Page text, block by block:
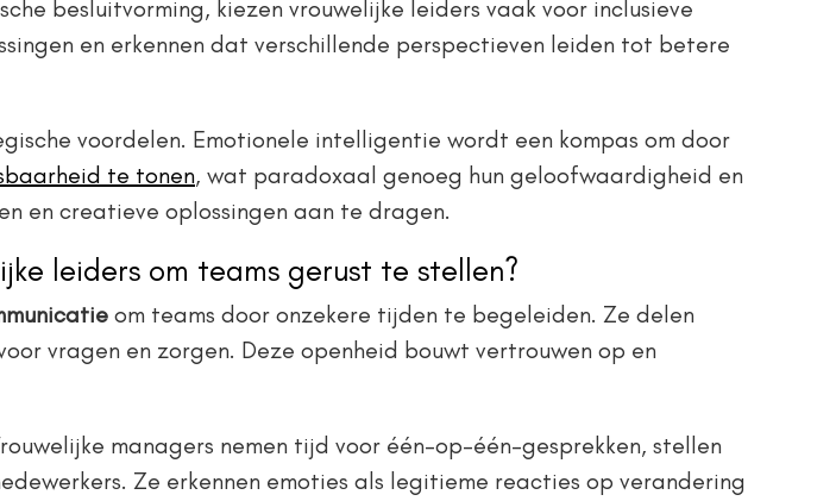
besluitvorming, kiezen vrouwelijke leiders vaak voor inclusieve
en erkennen dat verschillende perspectieven leiden tot betere
voordelen. Emotionele intelligentie wordt een kompas om door
te tonen, wat paradoxaal genoeg hun geloofwaardigheid en
en creatieve oplossingen aan te dragen.
leiders om teams gerust te stellen?
om teams door onzekere tijden te begeleiden. Ze delen
vragen en zorgen. Deze openheid bouwt vertrouwen op en
managers nemen tijd voor één-op-één-gesprekken, stellen
Ze erkennen emoties als legitieme reacties op verandering